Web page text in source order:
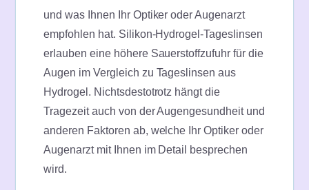
und was Ihnen Ihr Optiker oder Augenarzt
empfohlen hat. Silikon-Hydrogel-Tageslinsen
erlauben eine höhere Sauerstoffzufuhr für die
Augen im Vergleich zu Tageslinsen aus
Hydrogel. Nichtsdestotrotz hängt die
Tragezeit auch von der Augengesundheit und
anderen Faktoren ab, welche Ihr Optiker oder
Augenarzt mit Ihnen im Detail besprechen
wird.